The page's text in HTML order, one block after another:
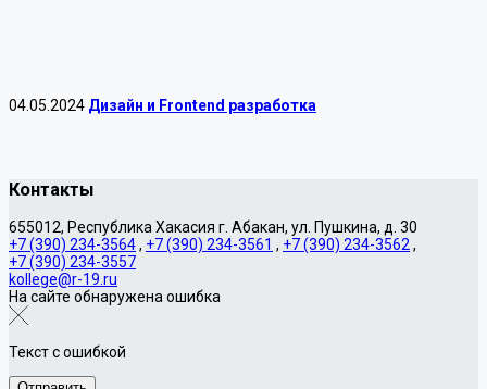
04.05.2024 Дизайн и Frontend разработка
Контакты
655012, Республика Хакасия г. Абакан, ул. Пушкина, д. 30
+7 (390) 234-3564, +7 (390) 234-3561 , +7 (390) 234-3562 ,
+7 (390) 234-3557
kollege@r-19.ru
На сайте обнаружена ошибка
Текст с ошибкой